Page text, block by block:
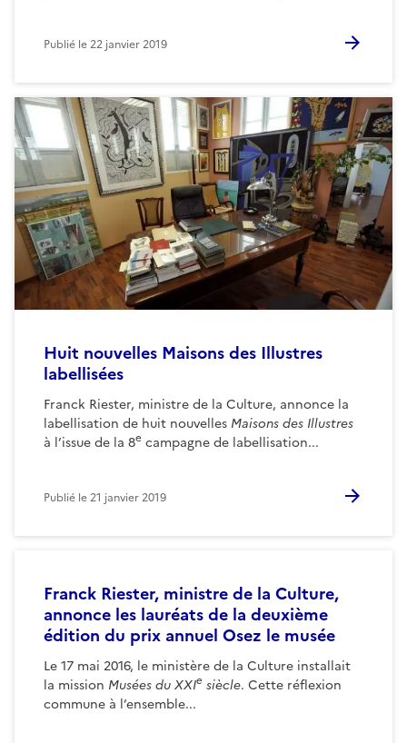
Publié le22 janvier 2019
Huit nouvelles Maisons des Illustres
labellisées
Franck Riester, ministre de la Culture, annonce la
labellisation de huit nouvelles Maisons des Illustres
à l’issue de la 8e campagne de labellisation...
Publié le21 janvier 2019
Franck Riester, ministre de la Culture,
annonce les lauréats de la deuxième
édition du prix annuel Osez le musée
Le 17 mai 2016, le ministère de la Culture installait
la mission Musées du XXIe siècle. Cette réflexion
commune à l’ensemble...